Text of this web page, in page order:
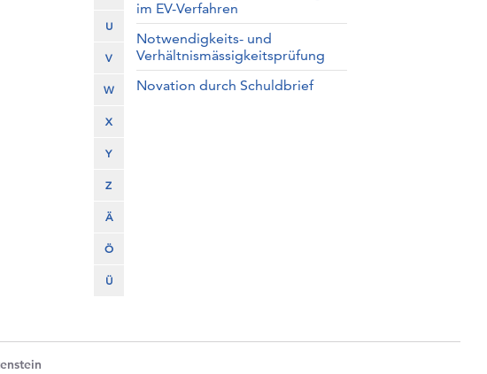
U
V
W
X
Y
Z
Ä
Ö
Ü
im EV-Verfahren
Notwendigkeits- und
Verhältnismässigkeitsprüfung
Novation durch Schuldbrief